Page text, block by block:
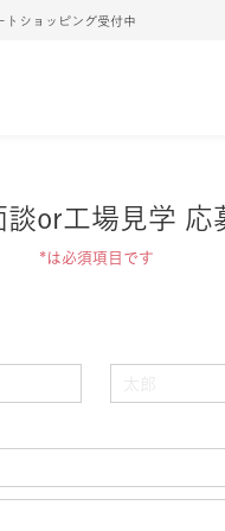
トショッピング受付中
談or工場見学 応
*は必須項目です